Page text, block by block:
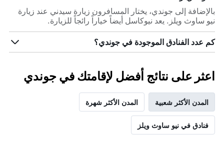
بالإضافة إلى جوندي، يختار المسافرون زيارة سيدني عند زيارة
نيو ساوث ويلز. يعد نيوكاسل أيضاً خياراً رائجاً للزيارة.
كم عدد الفنادق الموجودة في جوندي؟
اعثر على نتائج أفضل لإقامتك في جوندي
المدن الأكثر شعبية المدن الأكثر شهرة
فنادق في نيو ساوث ويلز